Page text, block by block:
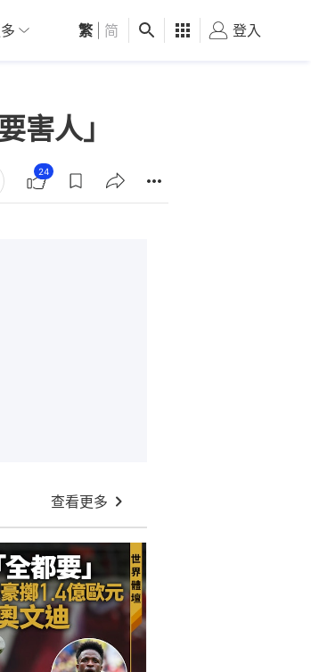
01深圳 觀點 健康 好食玩飛
繁 简 登入
害人」
24
查看更多